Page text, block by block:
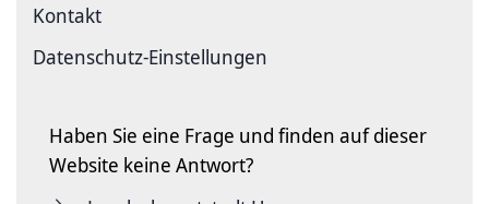
Kontakt
Datenschutz-Einstellungen
Haben Sie eine Frage und finden auf dieser
Website keine Antwort?